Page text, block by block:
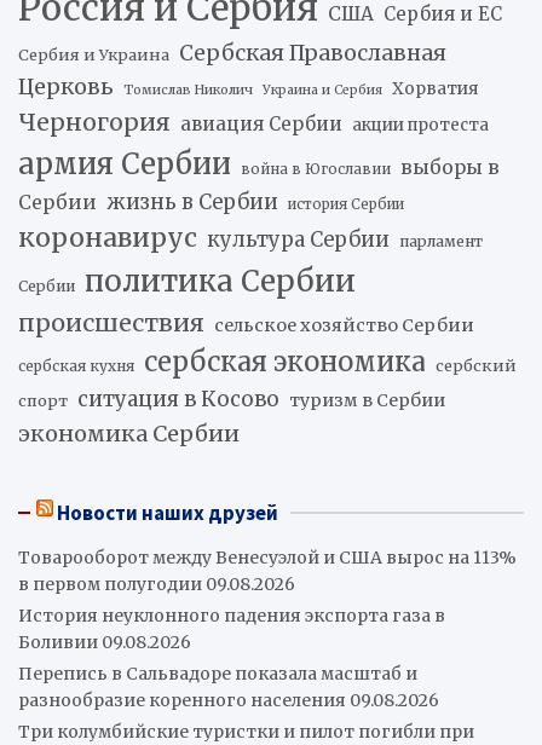
США Сербия и ЕС
Сербия и Украина Сербская Православная
Церковь
Томислав Николич Украина и Сербия Хорватия
Черногория авиация Сербии акции протеста
армия Сербии война в Югославии
выборы в
Сербии жизнь в Сербии история Сербии
коронавирус культура Сербии парламент
Сербии политика Сербии
происшествия сельское хозяйство Сербии
сербская кухня сербская экономика сербский
спорт ситуация в Косово туризм в Сербии
экономика Сербии
Новости наших друзей
Товарооборот между Венесуэлой и США вырос на 113%
в первом полугодии 09.08.2026
История неуклонного падения экспорта газа в
Боливии 09.08.2026
Перепись в Сальвадоре показала масштаб и
разнообразие коренного населения 09.08.2026
Три колумбийские туристки и пилот погибли при